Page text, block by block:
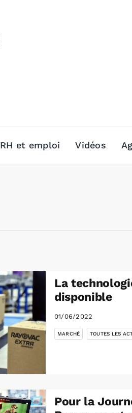
RH et emploi Vidéos
La
disponible
01/06/2022
MARCHÉ
,
TOUTES LES
Pour la